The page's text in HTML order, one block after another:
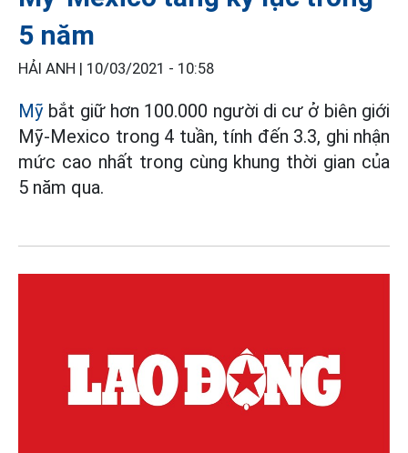
5 năm
HẢI ANH | 10/03/2021 - 10:58
Mỹ bắt giữ hơn 100.000 người di cư ở biên giới
Mỹ-Mexico trong 4 tuần, tính đến 3.3, ghi nhận
mức cao nhất trong cùng khung thời gian của
5 năm qua.